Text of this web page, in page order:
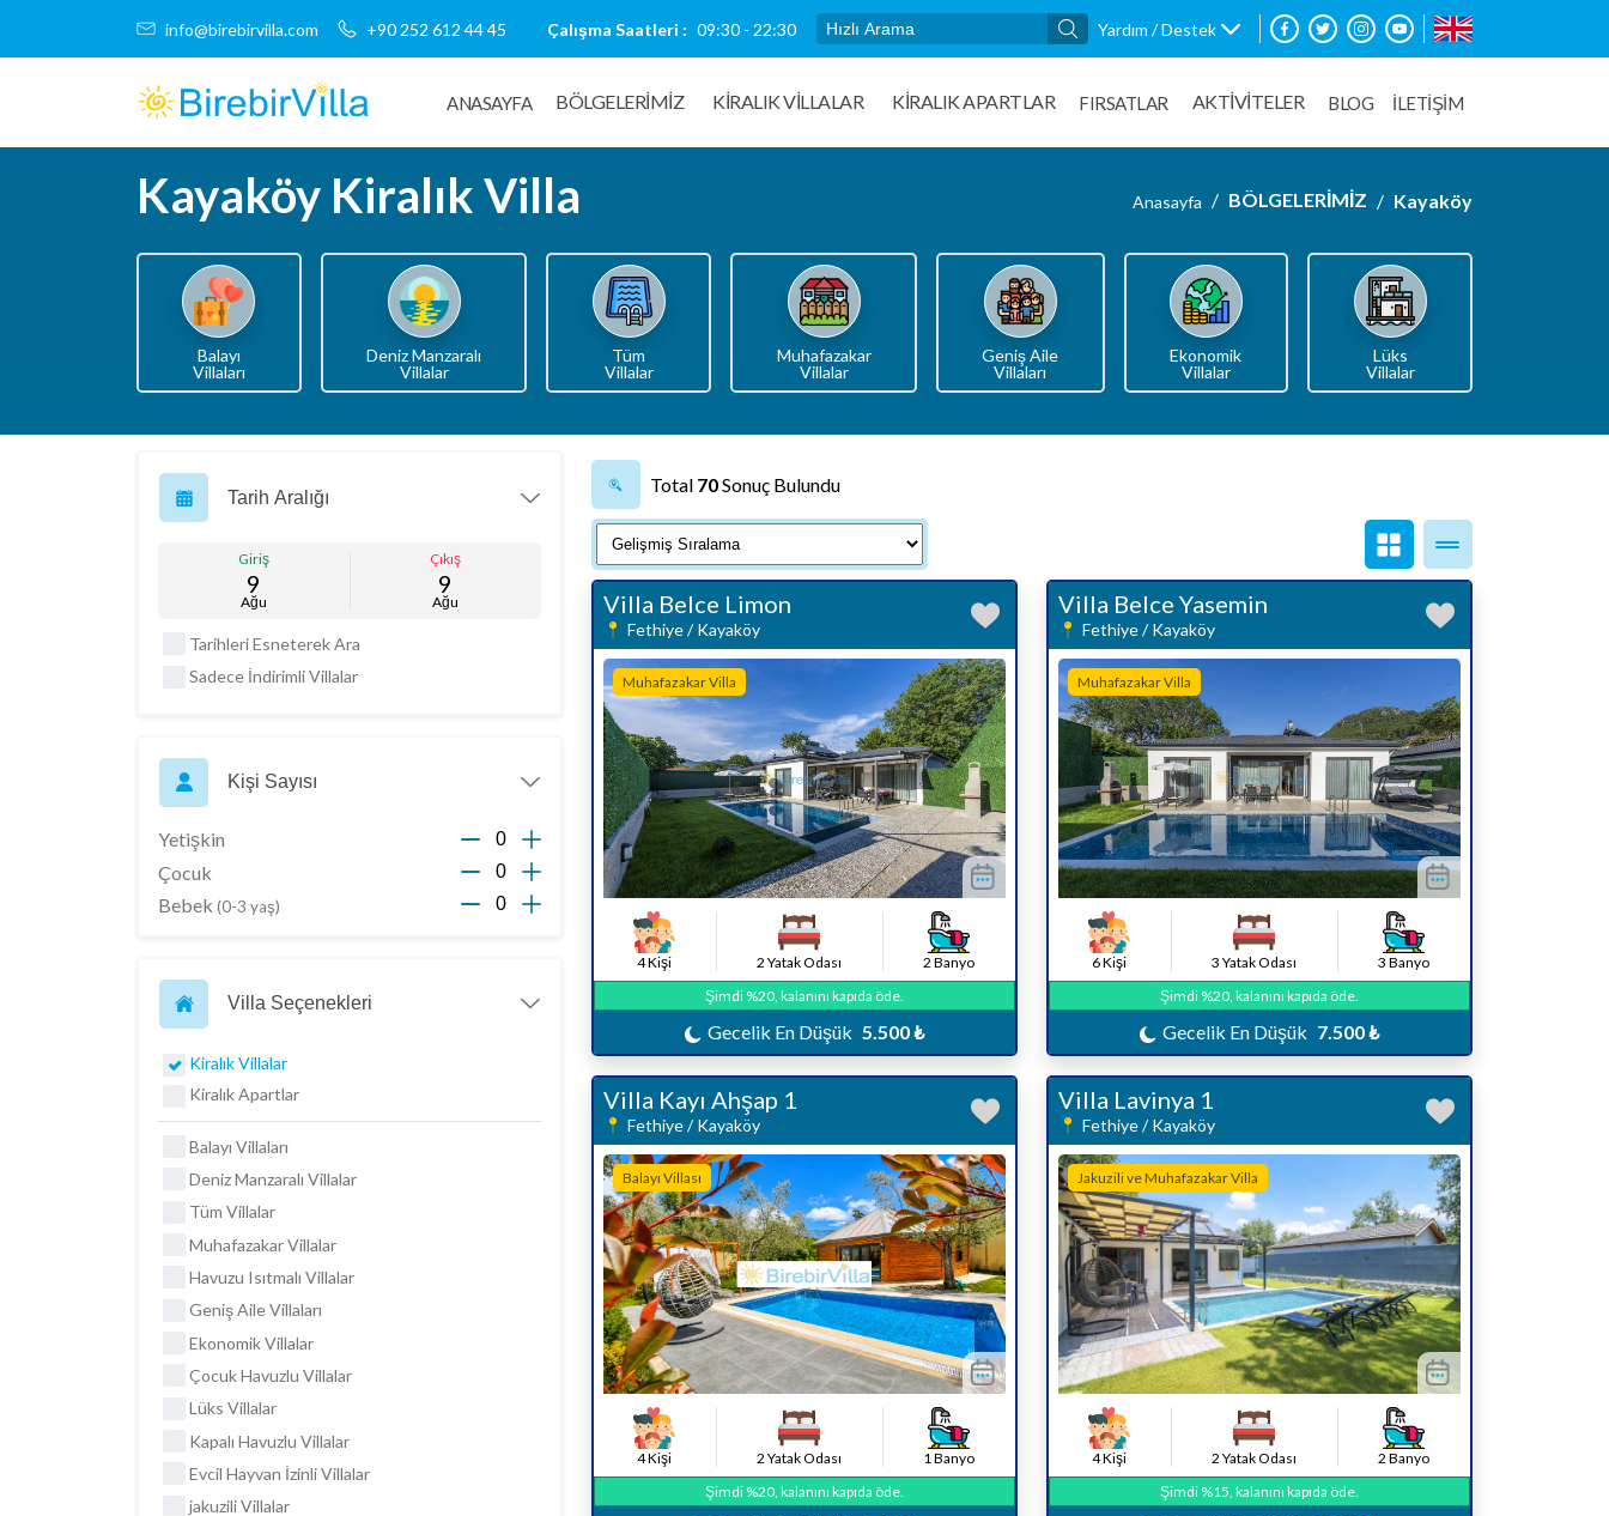
info@birebirvilla.com +90 252 612 44 45 Çalışma Saatleri : 09:30 - 22:30 Yardım / Destek
ANASAYFA BÖLGELERİMİZ KIRALIK VILLALAR KİRALIK APARTLAR FIRSATLAR AKTİVİTELER BLOG İLETİŞİM
Kayaköy Kiralık Villa Anasayfa BÖLGELERİMİZ Kayaköy
Balayı
Villaları
Deniz Manzaralı
Villalar
Tüm
Villalar
Muhafazakar
Villalar
Geniş Aile
Villaları
Ekonomik
Villalar
Lüks
Villalar
Tarih Aralığı
Giriş
9
Ağu
Çıkış
9
Ağu
Tarihleri Esneterek Ara
Sadece İndirimli Villalar
Kişi Sayısı
Yetişkin
Çocuk
Bebek (0-3 yaş)
Villa Seçenekleri
Kiralık Villalar
Kiralık Apartlar
Balayı Villaları
Deniz Manzaralı Villalar
Tüm Villalar
Muhafazakar Villalar
Havuzu Isıtmalı Villalar
Geniş Aile Villaları
Ekonomik Villalar
Çocuk Havuzlu Villalar
Lüks Villalar
Kapalı Havuzlu Villalar
Evcil Hayvan İzinli Villalar
jakuzili Villalar
Total 70Sonuç Bulundu
Villa Belce Limon
Fethiye / Kayaköy
Muhafazakar Villa
4 Kişi 2 Yatak Odası
2 Banyo
Şimdi %20, kalanını kapıda öde.
Gecelik En Düşük 5.500 ₺
Villa Belce Yasemin
Fethiye / Kayaköy
Muhafazakar Villa
6 Kişi 3 Yatak Odası
3 Banyo
Şimdi %20, kalanını kapıda öde.
Gecelik En Düşük 7.500 ₺
Villa Kayı Ahşap 1
Fethiye / Kayaköy
Balayı Villası
4 Kişi 2 Yatak Odası
1 Banyo
Şimdi %20, kalanını kapıda öde.
Villa Lavinya 1
Fethiye / Kayaköy
Jakuzili ve Muhafazakar Villa
4 Kişi 2 Yatak Odası
2 Banyo
Şimdi %15, kalanını kapıda öde.